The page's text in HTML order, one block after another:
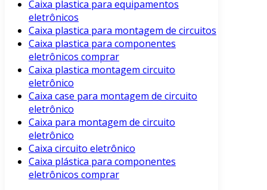
Caixa plastica para equipamentos
eletrônicos
Caixa plastica para montagem de circuitos
Caixa plastica para componentes
eletrônicos comprar
Caixa plastica montagem circuito
eletrônico
Caixa case para montagem de circuito
eletrônico
Caixa para montagem de circuito
eletrônico
Caixa circuito eletrônico
Caixa plástica para componentes
eletrônicos comprar